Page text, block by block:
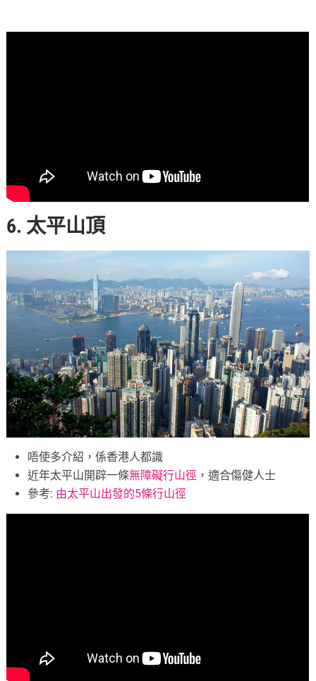
6. 太平山頂
唔使多介紹，係香港人都識
近年太平山開辟一條無障礙行山徑 ，適合傷健人士
參考: 由太平山出發的5條行山徑